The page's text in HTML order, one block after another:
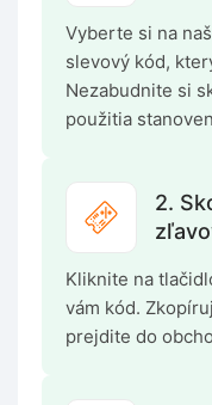
Vyberte si na
slevový kód,
Nezabudnite si
použitia
2.
Kliknite na
vám kód.
prejdite do